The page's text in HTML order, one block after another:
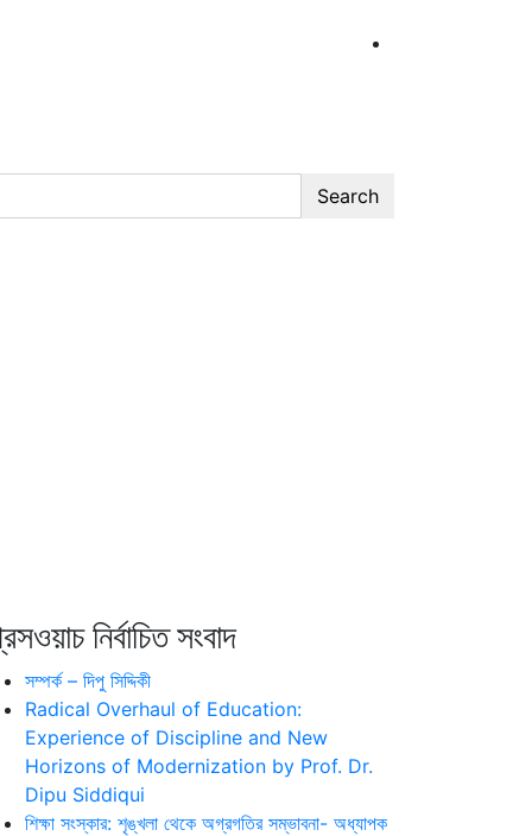
Search
নির্বাচিত সংবাদ
সম্পর্ক – দিপু সিদ্দিকী
Radical Overhaul of Education:
Experience of Discipline and New
Horizons of Modernization by Prof. Dr.
Dipu Siddiqui
শিক্ষা সংস্কার: শৃঙ্খলা থেকে অগ্রগতির সম্ভাবনা- অধ্যাপক